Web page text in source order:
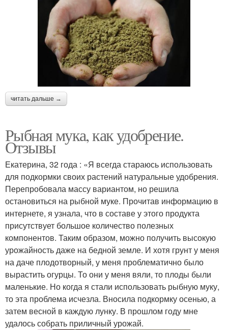
читать дальше →
Рыбная мука, как удобрение.
Отзывы
Екатерина, 32 года : «Я всегда стараюсь использовать
для подкормки своих растений натуральные удобрения.
Перепробовала массу вариантом, но решила
остановиться на рыбной муке. Прочитав информацию в
интернете, я узнала, что в составе у этого продукта
присутствует большое количество полезных
компонентов. Таким образом, можно получить высокую
урожайность даже на бедной земле. И хотя грунт у меня
на даче плодотворный, у меня проблематично было
вырастить огурцы. То они у меня вяли, то плоды были
маленькие. Но когда я стали использовать рыбную муку,
то эта проблема исчезла. Вносила подкормку осенью, а
затем весной в каждую лунку. В прошлом году мне
удалось собрать приличный урожай.